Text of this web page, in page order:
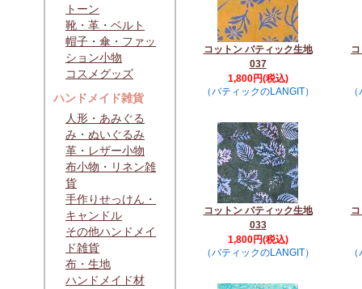
トーン
靴・革・ベルト
帽子・傘・ファッ
ション小物
コスメグッズ
ハンドメイド雑貨
人形・あみぐる
み・ぬいぐるみ
革・レザー小物
布小物・リネン雑
貨
手作りせっけん・
キャンドル
その他ハンドメイ
ド雑貨
布・生地
ハンドメイド材
コットン バティック生地
037
1,800円(税込)
（バティックのLANGIT）
コットン バティック生地
033
1,800円(税込)
（バティックのLANGIT）